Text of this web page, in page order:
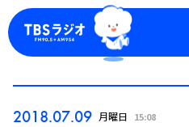
2018.07.09 月曜日 15:08